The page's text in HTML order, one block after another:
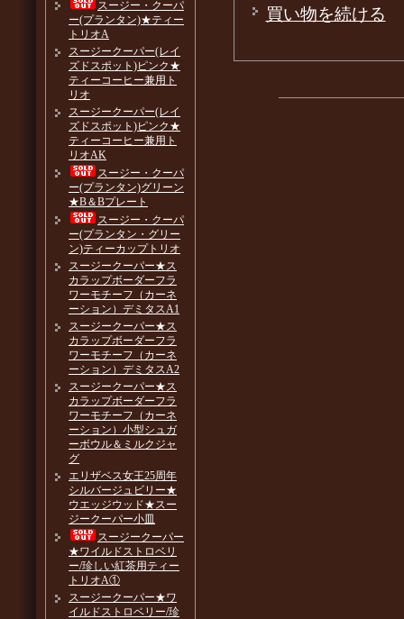
買い物を続ける
スージー・クーパ
ー(プランタン)★ティー
トリオA
スージークーパー(レイ
ズドスポット)ピンク★
ティーコーヒー兼用ト
リオ
スージークーパー(レイ
ズドスポット)ピンク★
ティーコーヒー兼用ト
リオAK
スージー・クーパ
ー(プランタン)グリーン
★B＆Bプレート
スージー・クーパ
ー(プランタン・グリー
ン)ティーカップトリオ
スージークーパー★ス
カラップボーダーフラ
ワーモチーフ（カーネ
ーション）デミタスA1
スージークーパー★ス
カラップボーダーフラ
ワーモチーフ（カーネ
ーション）デミタスA2
スージークーパー★ス
カラップボーダーフラ
ワーモチーフ（カーネ
ーション）小型シュガ
ーボウル＆ミルクジャ
グ
エリザベス女王25周年
シルバージュビリー★
ウエッジウッド★スー
ジークーパー小皿
スージークーパー
★ワイルドストロベリ
ー/珍しい紅茶用ティー
トリオA①
スージークーパー★ワ
イルドストロベリー/珍